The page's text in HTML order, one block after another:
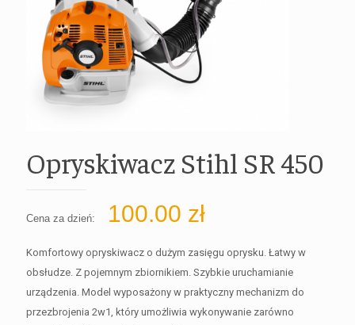
Opryskiwacz Stihl SR 450
Cena za dzień: 100.00 zł
Komfortowy opryskiwacz o dużym zasięgu oprysku. Łatwy w
obsłudze. Z pojemnym zbiornikiem. Szybkie uruchamianie
urządzenia. Model wyposażony w praktyczny mechanizm do
przezbrojenia 2w1, który umożliwia wykonywanie zarówno